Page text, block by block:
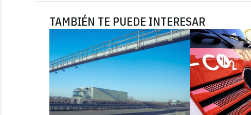
TAMBIÉN TE PUEDE INTERESAR